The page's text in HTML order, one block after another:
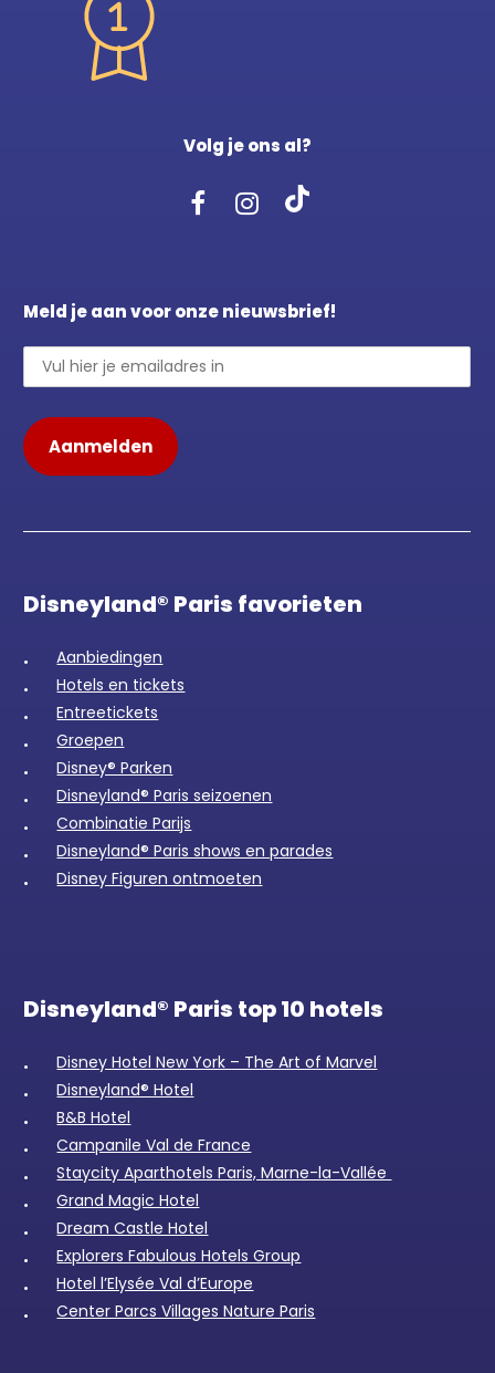
Volg je ons al?
Meld je aan voor onze nieuwsbrief!
Disneyland® Paris favorieten
Aanbiedingen
Hotels en tickets
Entreetickets
Groepen
Disney® Parken
Disneyland® Paris seizoenen
Combinatie Parijs
Disneyland® Paris shows en parades
Disney Figuren ontmoeten
Disneyland® Paris top 10 hotels
Disney Hotel New York – The Art of Marvel
Disneyland® Hotel
B&B Hotel
Campanile Val de France
Staycity Aparthotels Paris, Marne-la-Vallée
Grand Magic Hotel
Dream Castle Hotel
Explorers Fabulous Hotels Group
Hotel l’Elysée Val d’Europe
Center Parcs Villages Nature Paris